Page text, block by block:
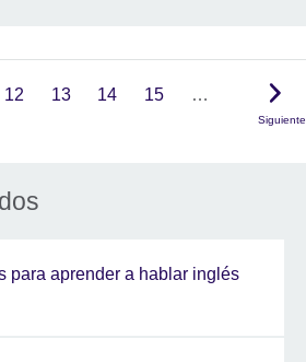
12 13 14 15 …
Siguiente
para aprender a hablar inglés